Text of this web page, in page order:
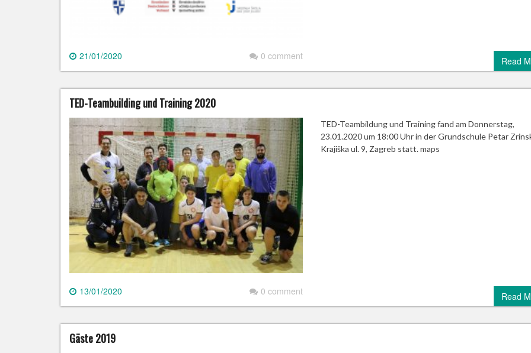
21/01/2020 0 comment Read
TED-Teambuilding und Training 2020
13/01/2020 0 comment
TED-Teambildung und Training fand am Donnerstag,
23.01.2020 um 18:00 Uhr in der Grundschule Petar
Krajiška ul. 9, Zagreb statt. maps
Read
Gäste 2019